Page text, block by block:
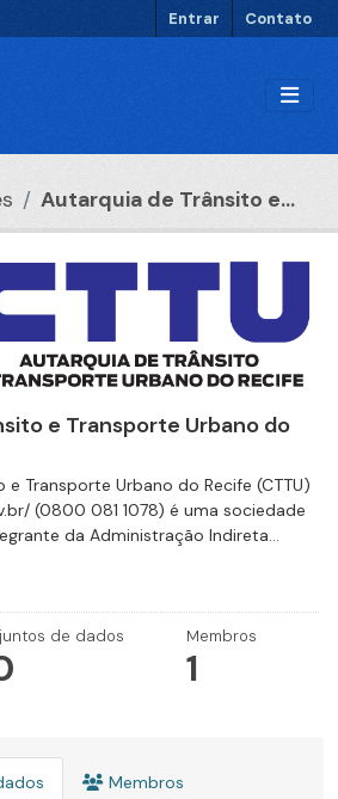
Entrar Contato
Autarquia de Trânsito e...
e Transporte Urbano do
e Transporte Urbano do Recife (CTTU)
(0800 081 1078) é uma sociedade
da Administração Indireta...
de dados Membros
1
Membros